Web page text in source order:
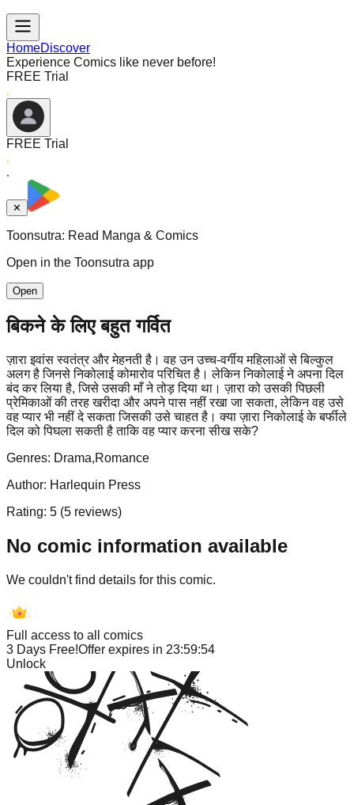
HomeDiscover
Experience Comics like never before!
FREE Trial
FREE Trial
✕
Toonsutra: Read Manga & Comics
Open in the Toonsutra app
Open
बिकने के लिए बहुत गर्वित
ज़ारा इवांस स्वतंत्र और मेहनती है। वह उन उच्च-वर्गीय महिलाओं से बिल्कुल
अलग है जिनसे निकोलाई कोमारोव परिचित है। लेकिन निकोलाई ने अपना दिल
बंद कर लिया है, जिसे उसकी माँ ने तोड़ दिया था। ज़ारा को उसकी पिछली
प्रेमिकाओं की तरह खरीदा और अपने पास नहीं रखा जा सकता, लेकिन वह उसे
वह प्यार भी नहीं दे सकता जिसकी उसे चाहत है। क्या ज़ारा निकोलाई के बर्फीले
दिल को पिघला सकती है ताकि वह प्यार करना सीख सके?
Genres: Drama,Romance
Author: Harlequin Press
Rating: 5 (5 reviews)
No comic information available
We couldn't find details for this comic.
Full access to all comics
3 Days Free!Offer expires in 23:59:54
Unlock